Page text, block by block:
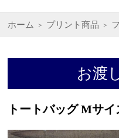
ホーム プリント商品
お渡
トートバッグ Mサ